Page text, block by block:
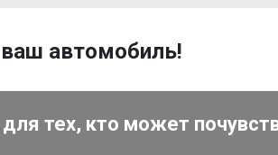
автомобиль!
тех, кто может